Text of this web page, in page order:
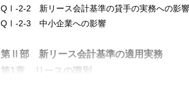
QⅠ-2-2 新リース会計基準の貸手の実務への影響
QⅠ-2-3 中小企業への影響
第Ⅱ部 新リース会計基準の適用実務
第1章 リースの識別